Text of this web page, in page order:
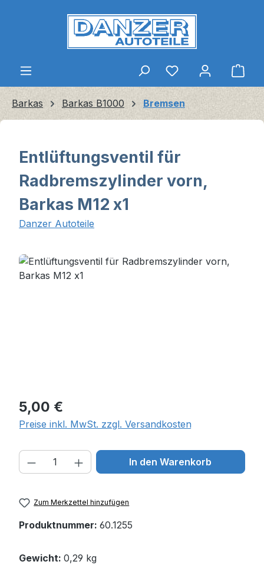
Zum Hauptinhalt springen
Barkas Barkas B1000 Bremsen
Entlüftungsventil für
Radbremszylinder vorn,
Barkas M12 x1
Danzer Autoteile
Bildergalerie überspringen
Regulärer Preis:
5,00 €
Preise inkl. MwSt. zzgl. Versandkosten
Produkt Anzahl: Gib den
In den Warenkorb
Zum Merkzettel hinzufügen
Produktnummer: 60.1255
Gewicht: 0,29 kg